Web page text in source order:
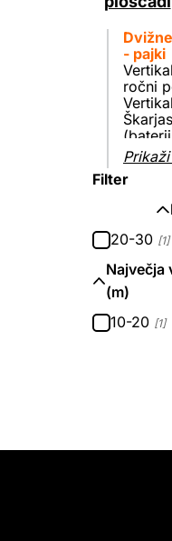
- pajki
ročni
Filter
20-30 [1]
Največja
(m)
10-20 [1]